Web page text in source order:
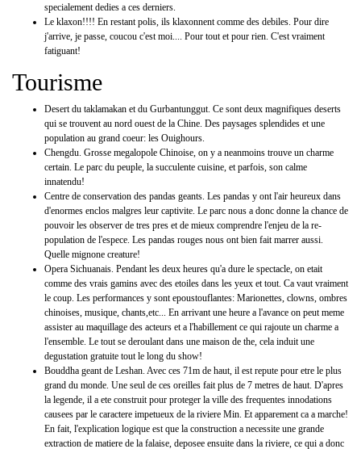
specialement dedies a ces derniers.
Le klaxon!!!! En restant polis, ils klaxonnent comme des debiles. Pour dire
j'arrive, je passe, coucou c'est moi.... Pour tout et pour rien. C'est vraiment
fatiguant!
Tourisme
Desert du taklamakan et du Gurbantunggut. Ce sont deux magnifiques deserts
qui se trouvent au nord ouest de la Chine. Des paysages splendides et une
population au grand coeur: les Ouighours.
Chengdu. Grosse megalopole Chinoise, on y a neanmoins trouve un charme
certain. Le parc du peuple, la succulente cuisine, et parfois, son calme
innatendu!
Centre de conservation des pandas geants. Les pandas y ont l'air heureux dans
d'enormes enclos malgres leur captivite. Le parc nous a donc donne la chance de
pouvoir les observer de tres pres et de mieux comprendre l'enjeu de la re-
population de l'espece. Les pandas rouges nous ont bien fait marrer aussi.
Quelle mignone creature!
Opera Sichuanais. Pendant les deux heures qu'a dure le spectacle, on etait
comme des vrais gamins avec des etoiles dans les yeux et tout. Ca vaut vraiment
le coup. Les performances y sont epoustouflantes: Marionettes, clowns, ombres
chinoises, musique, chants,etc... En arrivant une heure a l'avance on peut meme
assister au maquillage des acteurs et a l'habillement ce qui rajoute un charme a
l'ensemble. Le tout se deroulant dans une maison de the, cela induit une
degustation gratuite tout le long du show!
Bouddha geant de Leshan. Avec ces 71m de haut, il est repute pour etre le plus
grand du monde. Une seul de ces oreilles fait plus de 7 metres de haut. D'apres
la legende, il a ete construit pour proteger la ville des frequentes innodations
causees par le caractere impetueux de la riviere Min. Et apparement ca a marche!
En fait, l'explication logique est que la construction a necessite une grande
extraction de matiere de la falaise, deposee ensuite dans la riviere, ce qui a donc